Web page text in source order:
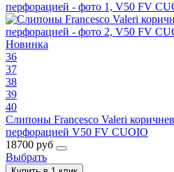
Новинка
36
37
38
39
40
Слипоны Francesco Valeri
перфорацией V50 FV CUOIO
18700 руб
Выбрать